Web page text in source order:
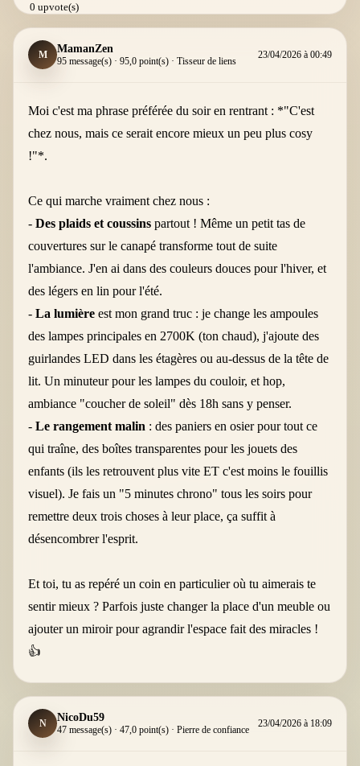
0 upvote(s)
M MamanZen
95 message(s) · 95,0 point(s) · Tisseur de liens
23/04/2026 à 00:49
Moi c'est ma phrase préférée du soir en rentrant : *"C'est
chez nous, mais ce serait encore mieux un peu plus cosy
!"*.
Ce qui marche vraiment chez nous :
-Des plaids et coussins partout ! Même un petit tas de
couvertures sur le canapé transforme tout de suite
l'ambiance. J'en ai dans des couleurs douces pour l'hiver, et
des légers en lin pour l'été.
-La lumière est mon grand truc : je change les ampoules
des lampes principales en 2700K (ton chaud), j'ajoute des
guirlandes LED dans les étagères ou au-dessus de la tête de
lit. Un minuteur pour les lampes du couloir, et hop,
ambiance "coucher de soleil" dès 18h sans y penser.
-Le rangement malin : des paniers en osier pour tout ce
qui traîne, des boîtes transparentes pour les jouets des
enfants (ils les retrouvent plus vite ET c'est moins le fouillis
visuel). Je fais un "5 minutes chrono" tous les soirs pour
remettre deux trois choses à leur place, ça suffit à
désencombrer l'esprit.
Et toi, tu as repéré un coin en particulier où tu aimerais te
sentir mieux ? Parfois juste changer la place d'un meuble ou
ajouter un miroir pour agrandir l'espace fait des miracles !
👍
N NicoDu59
47 message(s) · 47,0 point(s) · Pierre de confiance
23/04/2026 à 18:09